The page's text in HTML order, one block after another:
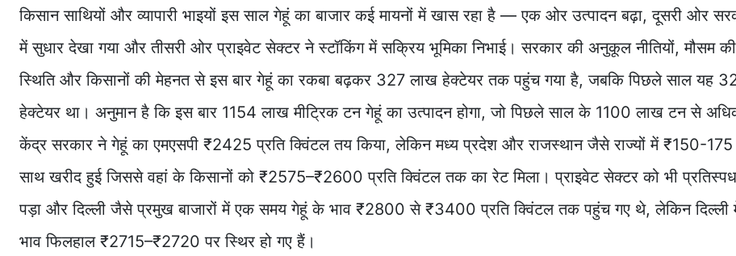
किसान साथियों और व्यापारी भाइयों इस साल गेहूं का बाजार कई मायनों में खास रहा है — एक ओर उत्पादन बढ़ा, दूसरी ओर
में सुधार देखा गया और तीसरी ओर प्राइवेट सेक्टर ने स्टॉकिंग में सक्रिय भूमिका निभाई। सरकार की अनुकूल नीतियों, मौसम
स्थिति और किसानों की मेहनत से इस बार गेहूं का रकबा बढ़कर 327 लाख हेक्टेयर तक पहुंच गया है, जबकि पिछले साल यह
हेक्टेयर था। अनुमान है कि इस बार 1154 लाख मीट्रिक टन गेहूं का उत्पादन होगा, जो पिछले साल के 1100 लाख टन से
केंद्र सरकार ने गेहूं का एमएसपी ₹2425 प्रति क्विंटल तय किया, लेकिन मध्य प्रदेश और राजस्थान जैसे राज्यों में ₹150-
साथ खरीद हुई जिससे वहां के किसानों को ₹2575–₹2600 प्रति क्विंटल तक का रेट मिला। प्राइवेट सेक्टर को भी
पड़ा और दिल्ली जैसे प्रमुख बाजारों में एक समय गेहूं के भाव ₹2800 से ₹3400 प्रति क्विंटल तक पहुंच गए थे, लेकिन
भाव फिलहाल ₹2715–₹2720 पर स्थिर हो गए हैं।